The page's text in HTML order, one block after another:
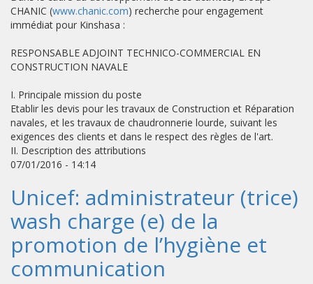
CHANIC (www.chanic.com) recherche pour engagement
immédiat pour Kinshasa :
RESPONSABLE ADJOINT TECHNICO-COMMERCIAL EN
CONSTRUCTION NAVALE
I. Principale mission du poste
Etablir les devis pour les travaux de Construction et Réparation
navales, et les travaux de chaudronnerie lourde, suivant les
exigences des clients et dans le respect des règles de l'art.
II. Description des attributions
07/01/2016 - 14:14
Unicef: administrateur (trice)
wash charge (e) de la
promotion de l’hygiène et
communication